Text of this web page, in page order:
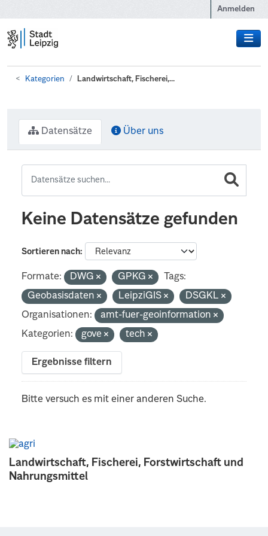
Anmelden
Kategorien Landwirtschaft, Fischerei,...
Landwirtschaft, Fischerei, Forstwirtschaft und
Nahrungsmittel
Datensätze Über uns
Keine Datensätze gefunden
Sortieren nach
Formate: DWG GPKG
Tags:
Geobasisdaten
LeipziGIS
DSGKL
Organisationen:
amt-fuer-geoinformation
Kategorien:
gove tech
Ergebnisse filtern
Bitte versuch es mit einer anderen Suche.